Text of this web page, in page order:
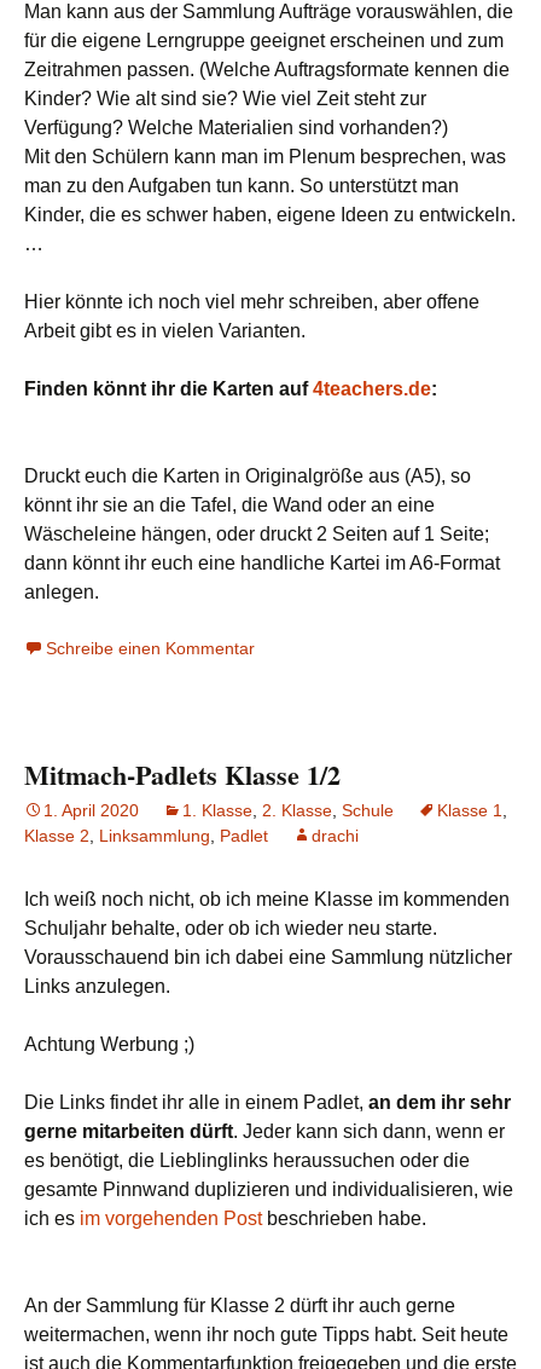
Man kann aus der Sammlung Aufträge vorauswählen, die
für die eigene Lerngruppe geeignet erscheinen und zum
Zeitrahmen passen. (Welche Auftragsformate kennen die
Kinder? Wie alt sind sie? Wie viel Zeit steht zur
Verfügung? Welche Materialien sind vorhanden?)
Mit den Schülern kann man im Plenum besprechen, was
man zu den Aufgaben tun kann. So unterstützt man
Kinder, die es schwer haben, eigene Ideen zu entwickeln.
…
Hier könnte ich noch viel mehr schreiben, aber offene
Arbeit gibt es in vielen Varianten.
Finden könnt ihr die Karten auf4teachers.de:
Druckt euch die Karten in Originalgröße aus (A5), so
könnt ihr sie an die Tafel, die Wand oder an eine
Wäscheleine hängen, oder druckt 2 Seiten auf 1 Seite;
dann könnt ihr euch eine handliche Kartei im A6-Format
anlegen.
Schreibe einen Kommentar
Mitmach-Padlets Klasse 1/2
1. April 2020 1. Klasse 2. Klasse Schule Klasse 1
Klasse 2
Linksammlung Padlet drachi
Ich weiß noch nicht, ob ich meine Klasse im kommenden
Schuljahr behalte, oder ob ich wieder neu starte.
Vorausschauend bin ich dabei eine Sammlung nützlicher
Links anzulegen.
Achtung Werbung ;)
Die Links findet ihr alle in einem Padlet, an dem ihr sehr
gerne mitarbeiten dürft. Jeder kann sich dann, wenn er
es benötigt, die Lieblinglinks heraussuchen oder die
gesamte Pinnwand duplizieren und individualisieren, wie
ich es im vorgehenden Postbeschrieben habe.
An der Sammlung für Klasse 2 dürft ihr auch gerne
weitermachen, wenn ihr noch gute Tipps habt. Seit heute
ist auch die Kommentarfunktion freigegeben und die erste